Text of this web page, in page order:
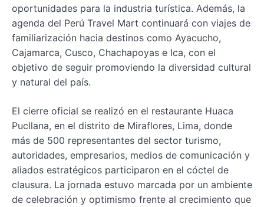
oportunidades para la industria turística. Además, la
agenda del Perú Travel Mart continuará con viajes de
familiarización hacia destinos como Ayacucho,
Cajamarca, Cusco, Chachapoyas e Ica, con el
objetivo de seguir promoviendo la diversidad cultural
y natural del país.
El cierre oficial se realizó en el restaurante Huaca
Pucllana, en el distrito de Miraflores, Lima, donde
más de 500 representantes del sector turismo,
autoridades, empresarios, medios de comunicación y
aliados estratégicos participaron en el cóctel de
clausura. La jornada estuvo marcada por un ambiente
de celebración y optimismo frente al crecimiento que